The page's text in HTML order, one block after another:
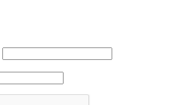
ต้องการ